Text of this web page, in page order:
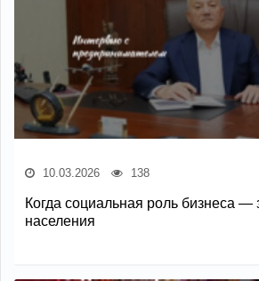
10.03.2026 138
Когда социальная роль бизнеса —
населения